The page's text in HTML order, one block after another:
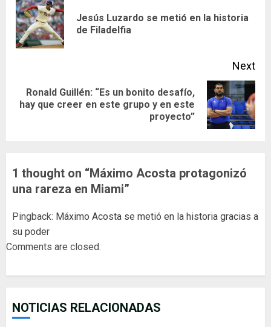
ReadingJesús Luzardo se metió en la historia
de Filadelfia
Next
Next
Ronald Guillén: “Es un bonito desafío,
hay que creer en este grupo y en este
proyecto”
1 thought on “Máximo Acosta protagonizó
una rareza en Miami”
Pingback: Máximo Acosta se metió en la historia gracias a
su poder
Comments are closed.
NOTICIAS RELACIONADAS